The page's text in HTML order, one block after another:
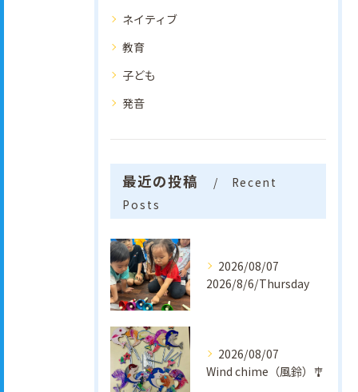
ネイティブ
教育
子ども
発音
最近の投稿
Recent
Posts
2026/08/07
2026/8/6/Thursday
2026/08/07
Wind chime（風鈴）🎐